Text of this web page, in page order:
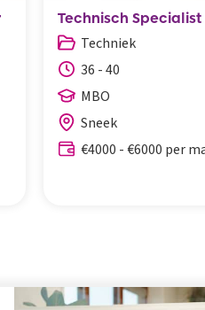
Technisch
Techniek
36 - 40
MBO
Sneek
€4000 - €6000 per